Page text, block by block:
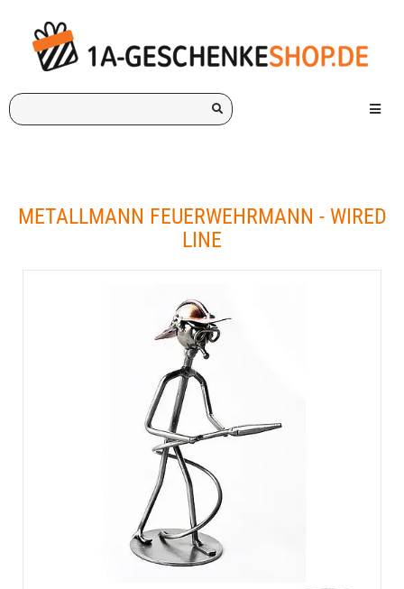
Ich
suche
Menü
METALLMANN FEUERWEHRMANN - WIRED
LINE